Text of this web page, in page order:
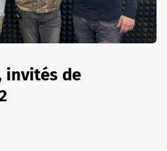
invités de